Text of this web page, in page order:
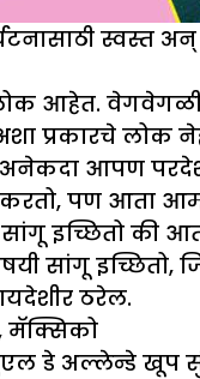
स्वस्त
आहेत. वेगवेगळी
प्रकारचे लोक
अनेकदा आपण
पण आता
इच्छितो की
सांगू
ठरेल.
मॅक्सिको
डे अल्लेन्डे खूप